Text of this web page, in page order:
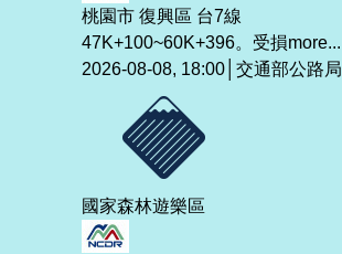
桃園市 復興區 台7線
47K+100~60K+396。受損more...
2026-08-08, 18:00│交通部公路局
國家森林遊樂區